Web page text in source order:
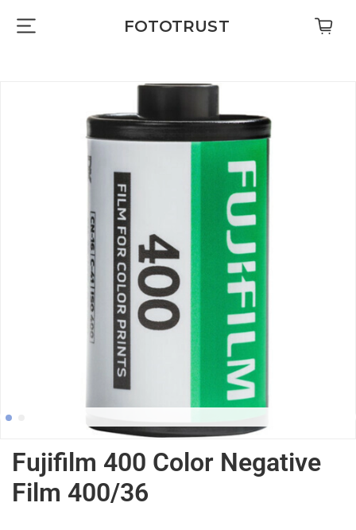
FOTOTRUST
Fujifilm 400 Color Negative
Film 400/36